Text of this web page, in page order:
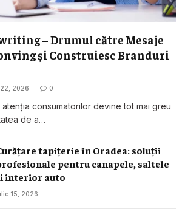
– Drumul către Mesaje
și Construiesc Branduri
2026 0
atenția consumatorilor devine tot mai greu
de a…
tapițerie în Oradea: soluții
pentru canapele, saltele
interior auto
15, 2026